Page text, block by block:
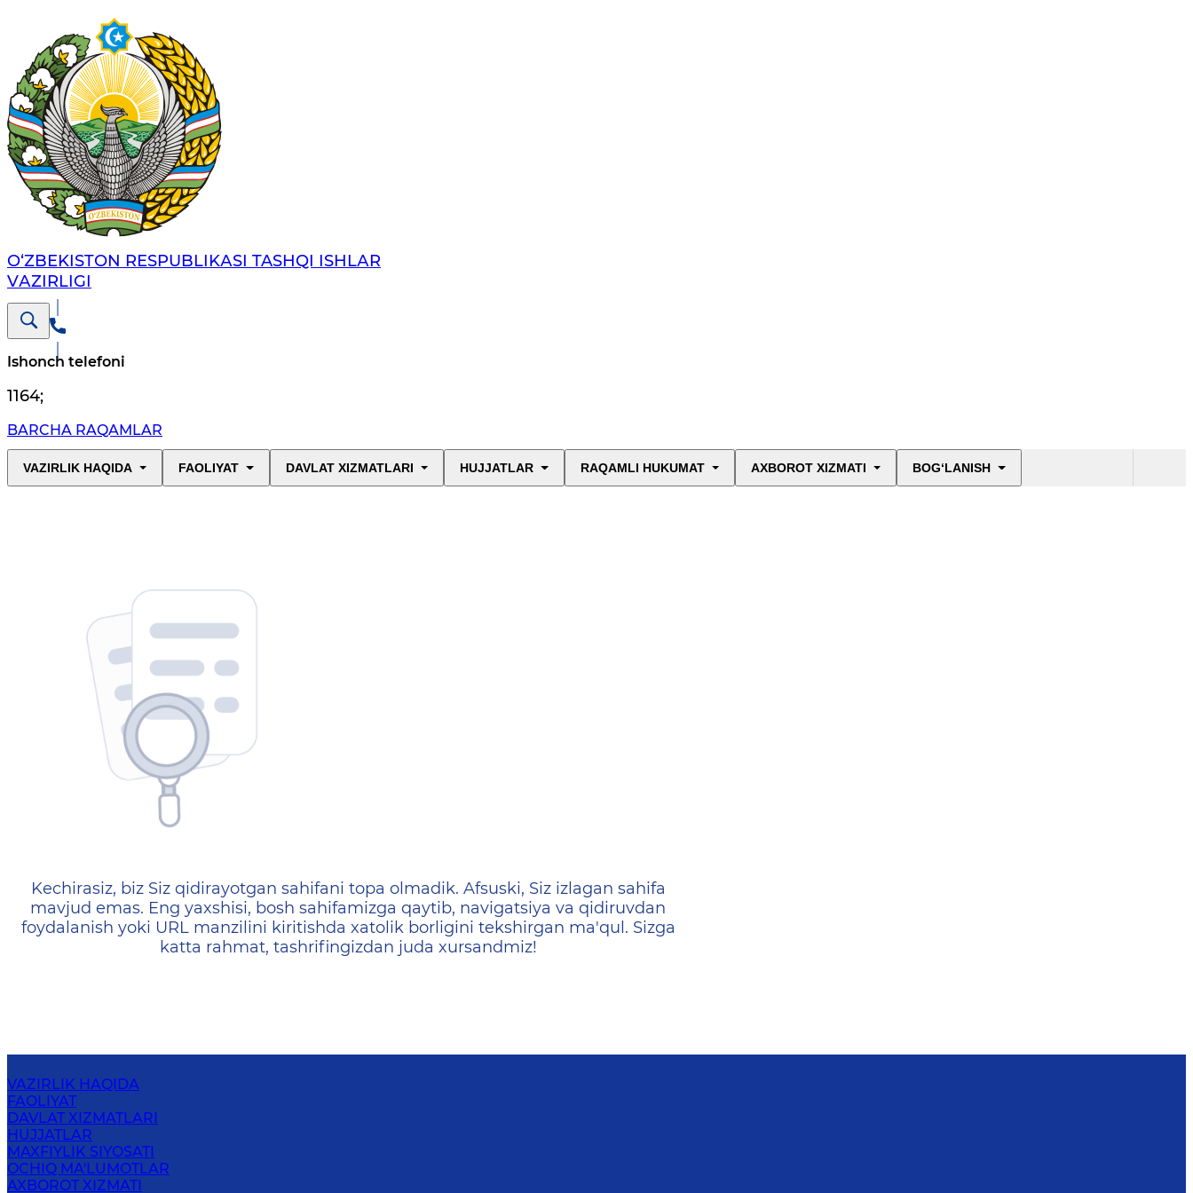
O‘ZBЕKISTОN RЕSPUBLIKАSI TASHQI ISHLАR
VАZIRLIGI
Ishonch telefoni
1164;
BARCHA RAQAMLAR
VAZIRLIK HAQIDA FAOLIYAT DAVLAT XIZMATLARI HUJJATLAR RAQAMLI HUKUMAT AXBOROT XIZMATI BOG‘LANISH
404 — Страница не найдена
Kechirasiz, biz Siz qidirayotgan sahifani topa olmadik. Afsuski, Siz izlagan sahifa
mavjud emas. Eng yaxshisi, bosh sahifamizga qaytib, navigatsiya va qidiruvdan
foydalanish yoki URL manzilini kiritishda xatolik borligini tekshirgan ma'qul. Sizga
katta rahmat, tashrifingizdan juda xursandmiz!
VAZIRLIK HAQIDA
FAOLIYAT
DAVLAT XIZMATLARI
HUJJATLAR
MAXFIYLIK SIYOSATI
OCHIQ MA'LUMOTLAR
AXBOROT XIZMATI